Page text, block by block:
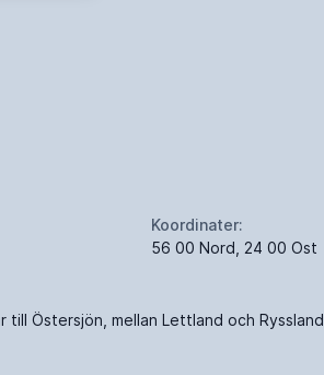
Koordinater:
56 00 Nord, 24 00 Ost
till Östersjön, mellan Lettland och Ryssland